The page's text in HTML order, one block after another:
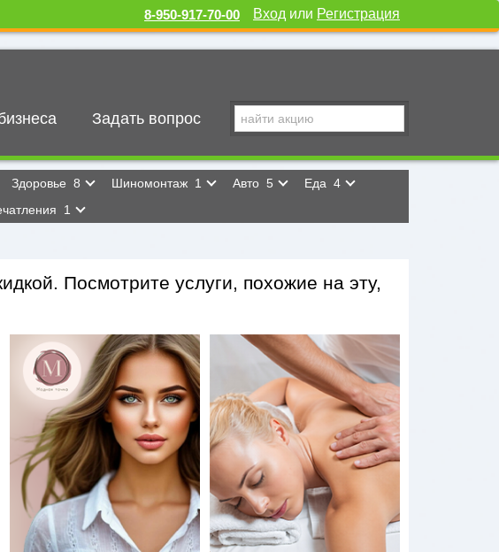
Вход или Регистрация
8-950-917-70-00
Задать вопрос
Здоровье 8 Шиномонтаж 1 Авто 5 Еда 4
1
Посмотрите услуги, похожие на эту,